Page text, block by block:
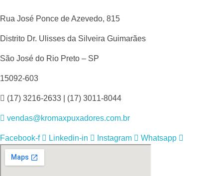
Rua José Ponce de Azevedo, 815
Distrito Dr. Ulisses da Silveira Guimarães
São José do Rio Preto – SP
15092-603
(17) 3216-2633 | (17) 3011-8044
vendas@kromaxpuxadores.com.br
Facebook-f Linkedin-in Instagram Whatsapp